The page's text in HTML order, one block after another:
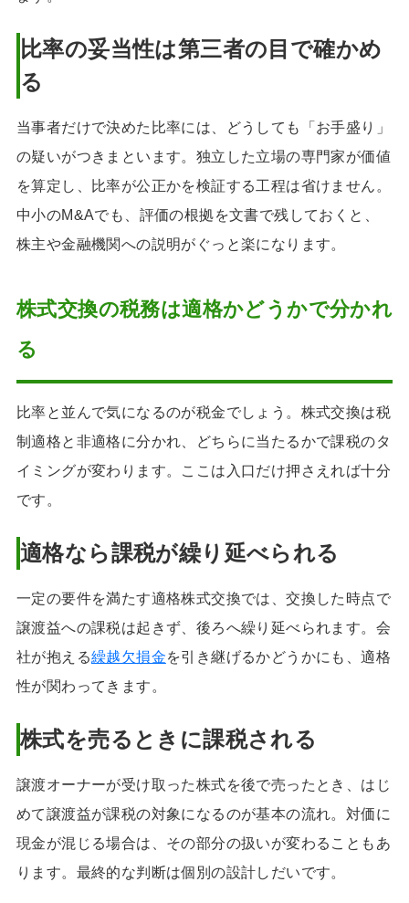
比率の妥当性は第三者の目で確かめ
る
当事者だけで決めた比率には、どうしても「お手盛り」
の疑いがつきまといます。独立した立場の専門家が価値
を算定し、比率が公正かを検証する工程は省けません。
中小のM&Aでも、評価の根拠を文書で残しておくと、
株主や金融機関への説明がぐっと楽になります。
株式交換の税務は適格かどうかで分かれ
る
比率と並んで気になるのが税金でしょう。株式交換は税
制適格と非適格に分かれ、どちらに当たるかで課税のタ
イミングが変わります。ここは入口だけ押さえれば十分
です。
適格なら課税が繰り延べられる
一定の要件を満たす適格株式交換では、交換した時点で
譲渡益への課税は起きず、後ろへ繰り延べられます。会
社が抱える繰越欠損金を引き継げるかどうかにも、適格
性が関わってきます。
株式を売るときに課税される
譲渡オーナーが受け取った株式を後で売ったとき、はじ
めて譲渡益が課税の対象になるのが基本の流れ。対価に
現金が混じる場合は、その部分の扱いが変わることもあ
ります。最終的な判断は個別の設計しだいです。